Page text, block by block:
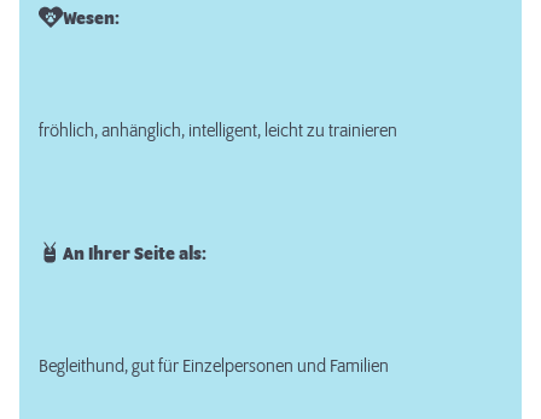
Wesen:
fröhlich, anhänglich, intelligent, leicht zu trainieren
An Ihrer Seite als:
Begleithund, gut für Einzelpersonen und Familien